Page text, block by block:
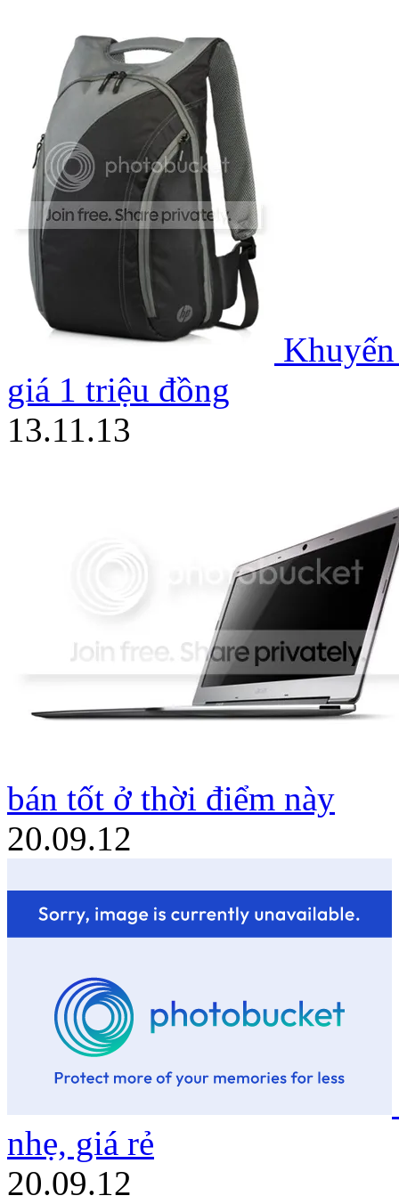
giá 1 triệu đồng
13.11.13
bán tốt ở thời điểm này
20.09.12
nhẹ, giá rẻ
20.09.12